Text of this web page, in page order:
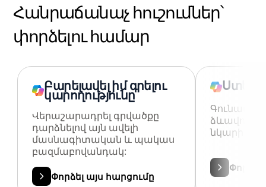
Հանրաճանաչ հուշումներ՝
փորձելու համար
Բարելավել իմ գրելու
կարողությունը
Վերաշարադրել գրվածքը
դարձնելով այն ավելի
մասնագիտական և պակաս
բազմաբովանդակ:
Փորձել այս հարցումը
ձևավոեք
նկարի